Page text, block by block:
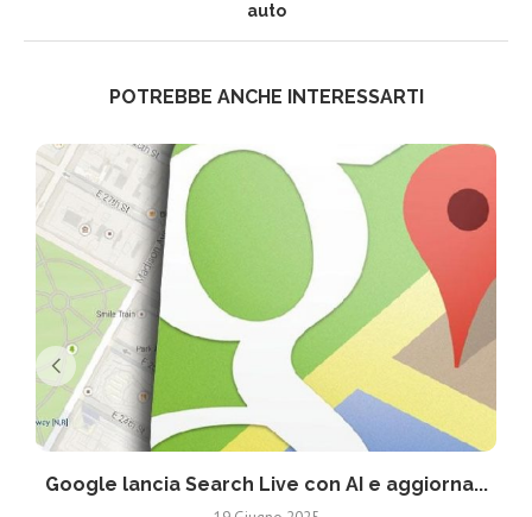
auto
POTREBBE ANCHE INTERESSARTI
Google lancia Search Live con AI e aggiorna...